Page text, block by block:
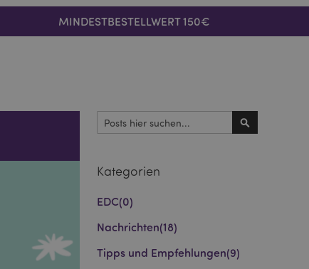
MINDESTBESTELLWERT 150€
Suchen
Kategorien
EDC(0)
Nachrichten(18)
Tipps und Empfehlungen(9)